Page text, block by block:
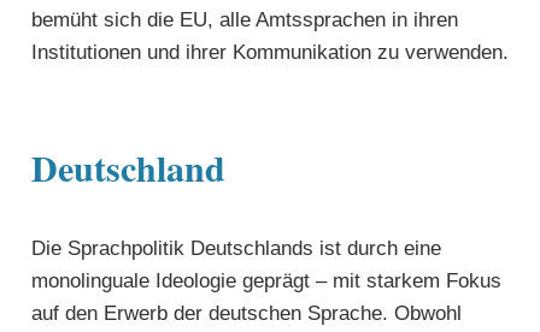
bemüht sich die EU, alle Amtssprachen in ihren
Institutionen und ihrer Kommunikation zu verwenden.
Deutschland
Die Sprachpolitik Deutschlands ist durch eine
monolinguale Ideologie geprägt – mit starkem Fokus
auf den Erwerb der deutschen Sprache. Obwohl